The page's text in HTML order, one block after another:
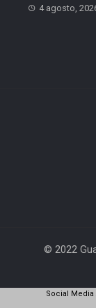
4 agosto,
© 2022
Social